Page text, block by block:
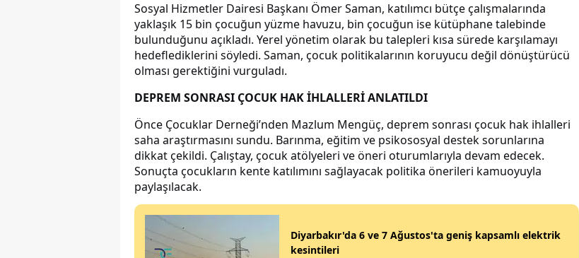
Sosyal Hizmetler Dairesi Başkanı Ömer Saman, katılımcı bütçe çalışmalarında
yaklaşık 15 bin çocuğun yüzme havuzu, bin çocuğun ise kütüphane talebinde
bulunduğunu açıkladı. Yerel yönetim olarak bu talepleri kısa sürede karşılamayı
hedeflediklerini söyledi. Saman, çocuk politikalarının koruyucu değil dönüştürücü
olması gerektiğini vurguladı.
DEPREM SONRASI ÇOCUK HAK İHLALLERİ ANLATILDI
Önce Çocuklar Derneği’nden Mazlum Mengüç, deprem sonrası çocuk hak ihlalleri
saha araştırmasını sundu. Barınma, eğitim ve psikososyal destek sorunlarına
dikkat çekildi. Çalıştay, çocuk atölyeleri ve öneri oturumlarıyla devam edecek.
Sonuçta çocukların kente katılımını sağlayacak politika önerileri kamuoyuyla
paylaşılacak.
Diyarbakır'da 6 ve 7 Ağustos'ta geniş kapsamlı elektrik
kesintileri